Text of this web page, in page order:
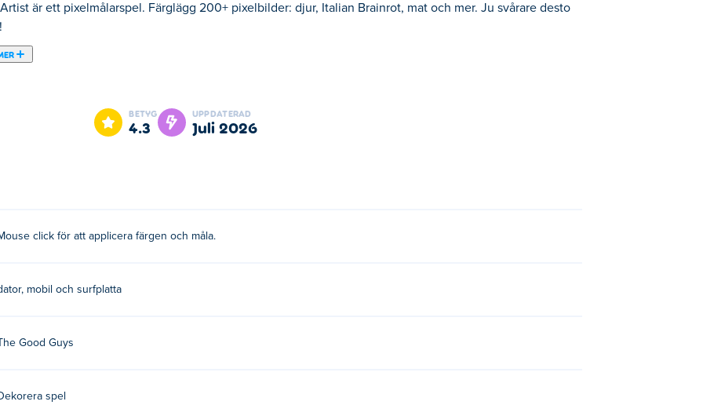
är ett pixelmålarspel. Färglägg 200+ pixelbilder: djur, Italian Brainrot, mat och mer. Ju svårare desto
pixelkonstmästerverk! Välj en tavla från en mängd olika samlingar – oavsett om det är söta djur,
pixel för pixel. Är du färgkonstnären vi söker?
enheter och stationära enheter?
enheter som telefoner och surfplattor.
BETYG
4.3
UPPDATERAD
juli 2026
click för att applicera färgen och måla.
mobil och surfplatta
The Good Guys
spel